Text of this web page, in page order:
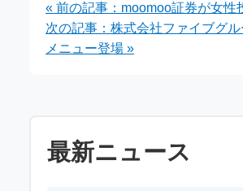
ーン開催中
ペーン実
« 前の記事：moomoo証券が女
次の記事：株式会社ファイブグ
メニュー登場 »
最新ニュース